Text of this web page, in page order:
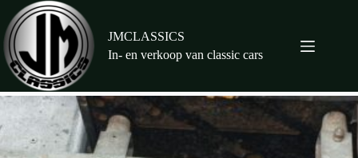
naar
de
inhoud
JMCLASSICS
In- en verkoop van classic cars